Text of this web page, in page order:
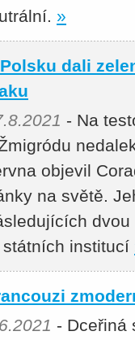
»
dali
- Na
objevil
na světě.
institucí
- Dceřiná